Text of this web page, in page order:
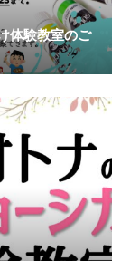
体験教室のご